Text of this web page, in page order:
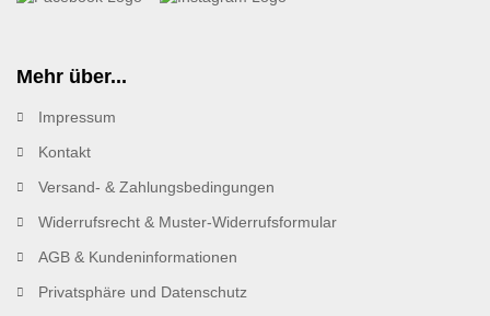
Mehr über...
Impressum
Kontakt
Versand- & Zahlungsbedingungen
Widerrufsrecht & Muster-Widerrufsformular
AGB & Kundeninformationen
Privatsphäre und Datenschutz